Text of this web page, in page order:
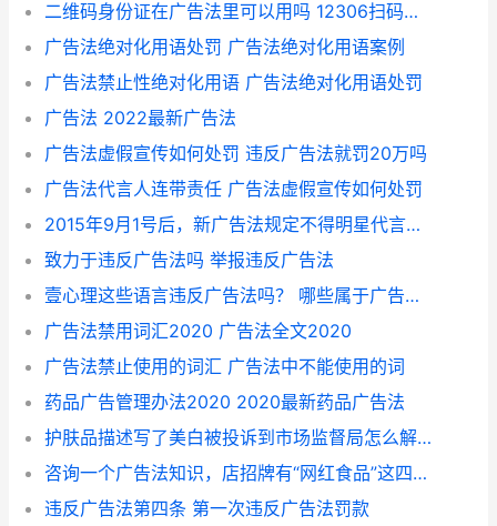
二维码身份证在广告法里可以用吗 12306扫码检票要身份证吗
广告法绝对化用语处罚 广告法绝对化用语案例
广告法禁止性绝对化用语 广告法绝对化用语处罚
广告法 2022最新广告法
广告法虚假宣传如何处罚 违反广告法就罚20万吗
广告法代言人连带责任 广告法虚假宣传如何处罚
2015年9月1号后，新广告法规定不得明星代言药品，周杰伦和张韶涵是不是不在代言曹清华胶囊了？
致力于违反广告法吗 举报违反广告法
壹心理这些语言违反广告法吗？ 哪些属于广告违法行为
广告法禁用词汇2020 广告法全文2020
广告法禁止使用的词汇 广告法中不能使用的词
药品广告管理办法2020 2020最新药品广告法
护肤品描述写了美白被投诉到市场监督局怎么解决？ 美白违反广告法吗
咨询一个广告法知识，店招牌有“网红食品”这四个字，违反广告法吗？
违反广告法第四条 第一次违反广告法罚款